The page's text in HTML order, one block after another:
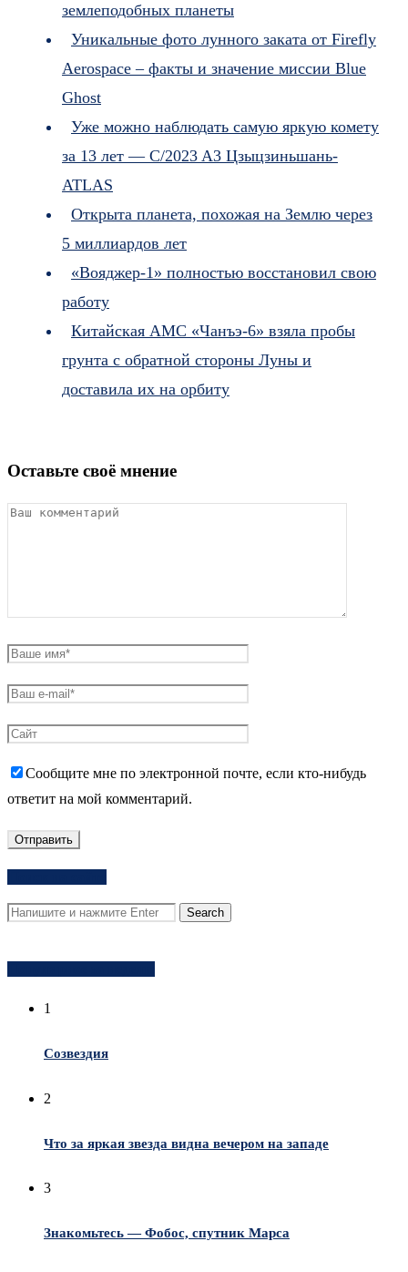
землеподобных планеты
Уникальные фото лунного заката от Firefly
Aerospace – факты и значение миссии Blue
Ghost
Уже можно наблюдать самую яркую комету
за 13 лет — C/2023 A3 Цзыцзиньшань-
ATLAS
Открыта планета, похожая на Землю через
5 миллиардов лет
«Вояджер-1» полностью восстановил свою
работу
Китайская АМС «Чанъэ-6» взяла пробы
грунта с обратной стороны Луны и
доставила их на орбиту
Оставьте своё мнение
Сообщите мне по электронной почте, если кто-нибудь
ответит на мой комментарий.
1
Созвездия
2
Что за яркая звезда видна вечером на западе
3
Знакомьтесь — Фобос, спутник Марса